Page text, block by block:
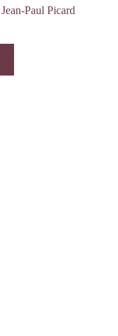
Paul Picard